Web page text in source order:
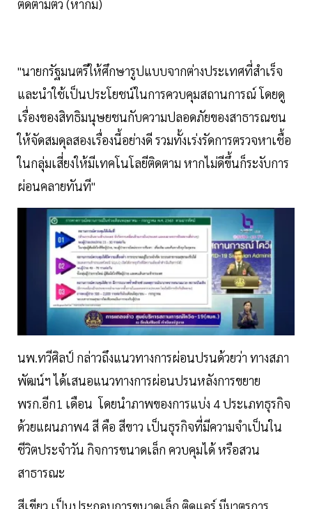
ติดตามตัว (หากมี)
"นายกรัฐมนตรีให้ศึกษารูปแบบจากต่างประเทศที่สำเร็จ
และนำใช้เป็นประโยชน์ในการควบคุมสถานการณ์ โดยดู
เรื่องของสิทธิมนุษยชนกับความปลอดภัยของสาธารณชน
ให้จัดสมดุลสองเรื่องนี้อย่างดี รวมทั้งเร่งรัดการตรวจหาเชื้อ
ในกลุ่มเสี่ยงให้มีเทคโนโลยีติดตาม หากไม่ดีขึ้นก็ระงับการ
ผ่อนคลายทันที"
นพ.ทวีศิลป์ กล่าวถึงแนวทางการผ่อนปรนด้วยว่า ทางสภา
พัฒน์ฯ ได้เสนอแนวทางการผ่อนปรนหลังการขยาย
พรก.อีก1 เดือน โดยนำภาพของการแบ่ง 4 ประเภทธุรกิจ
ด้วยแผนภาพ4 สี คือ สีขาว เป็นธุรกิจที่มีความจำเป็นใน
ชีวิตประจำวัน กิจการขนาดเล็ก ควบคุมได้ หรือสวน
สาธารณะ